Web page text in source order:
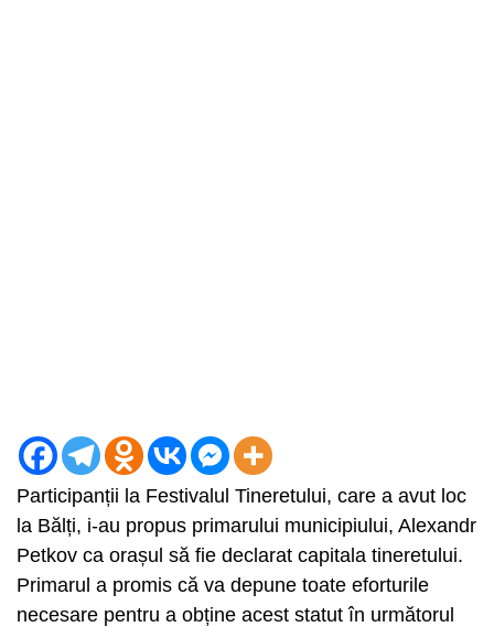
Participanții la Festivalul Tineretului, care a avut loc
la Bălți, i-au propus primarului municipiului, Alexandr
Petkov ca orașul să fie declarat capitala tineretului.
Primarul a promis că va depune toate eforturile
necesare pentru a obține acest statut în următorul